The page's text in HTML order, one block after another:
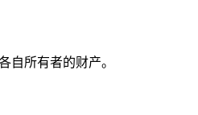
自所有者的财产。